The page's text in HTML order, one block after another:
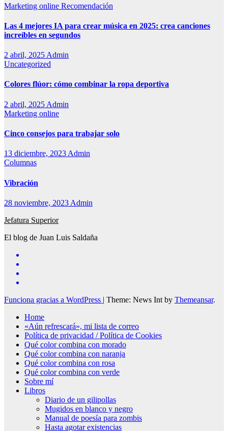
Marketing online Recomendación
Las 4 mejores IA para crear música en 2025: crea canciones
increíbles en segundos
2 abril, 2025 Admin
Uncategorized
Colores flúor: cómo combinar la ropa deportiva
2 abril, 2025 Admin
Marketing online
Cinco consejos para trabajar solo
13 diciembre, 2023 Admin
Columnas
Vibración
28 noviembre, 2023 Admin
Jefatura Superior
El blog de Juan Luis Saldaña
Funciona gracias a WordPress | Theme: News Int by Themeansar.
Home
«Aún refrescará», mi lista de correo
Política de privacidad / Política de Cookies
Qué color combina con morado
Qué color combina con naranja
Qué color combina con rosa
Qué color combina con verde
Sobre mí
Libros
Diario de un gilipollas
Mugidos en blanco y negro
Manual de poesía para zombis
Hasta agotar existencias